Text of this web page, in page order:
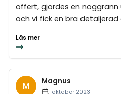
offert, gjordes en
och vi fick en bra detaljerad
Läs mer
M Magnus
oktober 2023